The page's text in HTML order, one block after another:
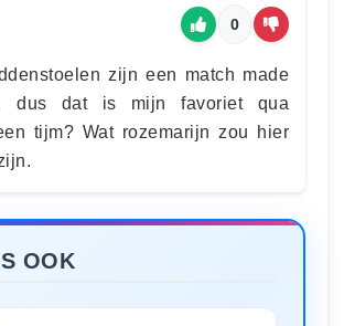
0
zijn een match made
dus dat is mijn favoriet qua
tijm? Wat rozemarijn zou hier
OOK